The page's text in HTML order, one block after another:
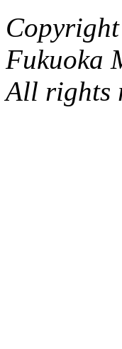
Fukuoka
All rights